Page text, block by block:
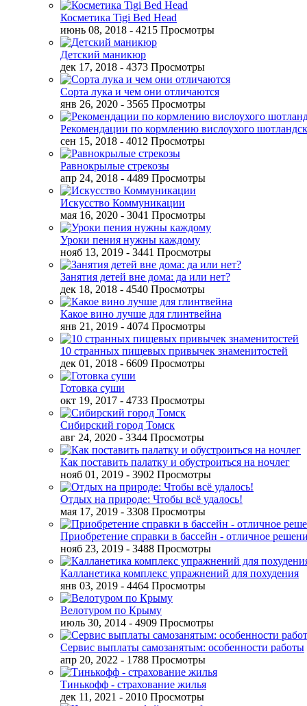
Косметика Tigi Bed Head
июнь 08, 2018 - 4215 Просмотры
Детский маникюр
дек 17, 2018 - 4373 Просмотры
Сорта лука и чем они отличаются
янв 26, 2020 - 3565 Просмотры
Рекомендации по кормлению вислоухого
сен 15, 2018 - 4012 Просмотры
Равнокрылые стрекозы
апр 24, 2018 - 4489 Просмотры
Искусство Коммуникации
мая 16, 2020 - 3041 Просмотры
Уроки пения нужны каждому
нояб 13, 2019 - 3441 Просмотры
Занятия детей вне дома: да или нет?
дек 18, 2018 - 4540 Просмотры
Какое вино лучше для глинтвейна
янв 21, 2019 - 4074 Просмотры
10 странных пищевых привычек знаменитостей
дек 01, 2018 - 6609 Просмотры
Готовка суши
окт 19, 2017 - 4733 Просмотры
Сибирский город Томск
авг 24, 2020 - 3344 Просмотры
Как поставить палатку и обустроиться на ночлег
нояб 01, 2019 - 3902 Просмотры
Отдых на природе: Чтобы всё удалось!
мая 17, 2019 - 3308 Просмотры
Приобретение справки в бассейн - отличное
нояб 23, 2019 - 3488 Просмотры
Калланетика комплекс упражнений для похудения
янв 03, 2019 - 4464 Просмотры
Велотуром по Крыму
июль 30, 2014 - 4909 Просмотры
Сервис выплаты самозанятым: особенности работы
апр 20, 2022 - 1788 Просмотры
Тинькофф - страхование жилья
дек 11, 2021 - 2010 Просмотры